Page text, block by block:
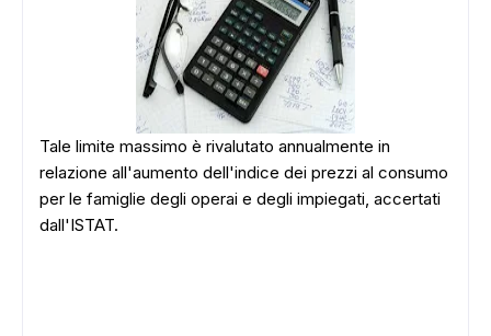
Tale limite massimo è rivalutato annualmente in
relazione all'aumento dell'indice dei prezzi al consumo
per le famiglie degli operai e degli impiegati, accertati
dall'ISTAT.